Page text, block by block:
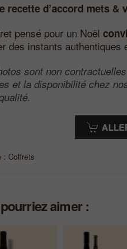
recette d’accord mets &
pensé pour un Noël
des instants authentiques
sont non
et la disponibilité chez
: Coffrets
aimer :